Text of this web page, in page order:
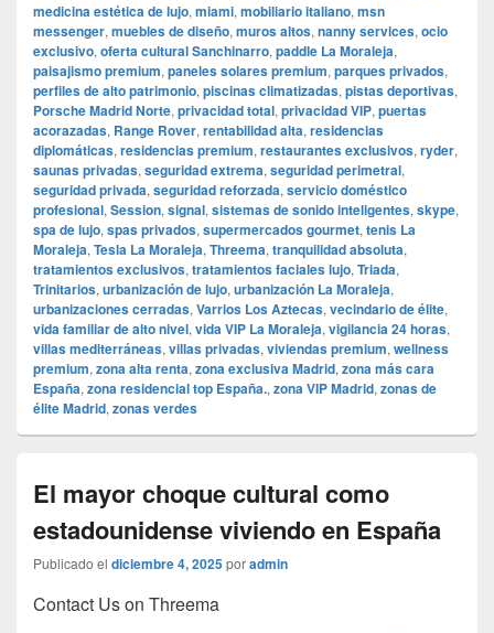
medicina estética de lujo, miami, mobiliario italiano, msn
messenger, muebles de diseño, muros altos, nanny services, ocio
exclusivo, oferta cultural Sanchinarro, paddle La Moraleja,
paisajismo premium, paneles solares premium, parques privados,
perfiles de alto patrimonio, piscinas climatizadas, pistas deportivas,
Porsche Madrid Norte, privacidad total, privacidad VIP, puertas
acorazadas, Range Rover, rentabilidad alta, residencias
diplomáticas, residencias premium, restaurantes exclusivos, ryder,
saunas privadas, seguridad extrema, seguridad perimetral,
seguridad privada, seguridad reforzada, servicio doméstico
profesional, Session, signal, sistemas de sonido inteligentes, skype,
spa de lujo, spas privados, supermercados gourmet, tenis La
Moraleja, Tesla La Moraleja, Threema, tranquilidad absoluta,
tratamientos exclusivos, tratamientos faciales lujo, Triada,
Trinitarios, urbanización de lujo, urbanización La Moraleja,
urbanizaciones cerradas, Varrios Los Aztecas, vecindario de élite,
vida familiar de alto nivel, vida VIP La Moraleja, vigilancia 24 horas,
villas mediterráneas, villas privadas, viviendas premium, wellness
premium, zona alta renta, zona exclusiva Madrid, zona más cara
España, zona residencial top España., zona VIP Madrid, zonas de
élite Madrid, zonas verdes
El mayor choque cultural como
estadounidense viviendo en España
Publicado el diciembre 4, 2025poradmin
Contact Us on Threema